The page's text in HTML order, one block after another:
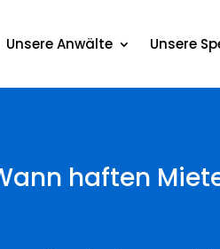
Unsere Anwälte Unsere
haften